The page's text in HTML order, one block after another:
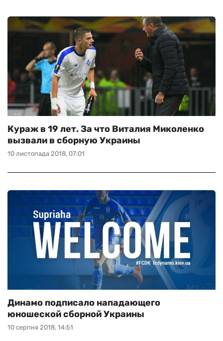
10 листопада 2018, 07:01
Кураж в 19 лет. За что Виталия Миколенко
вызвали в сборную Украины
10 серпня 2018, 14:51
Динамо подписало нападающего
юношеской сборной Украины